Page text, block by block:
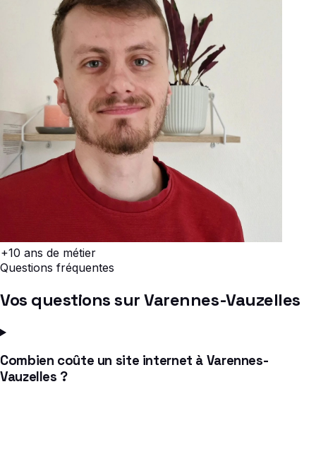
+10 ans de métier
Questions fréquentes
Vos questions sur Varennes-Vauzelles
Combien coûte un site internet à Varennes-
Vauzelles ?